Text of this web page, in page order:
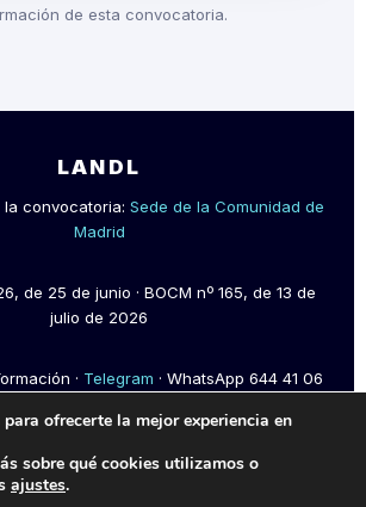
de esta convocatoria.
LANDL
convocatoria: Sede de la Comunidad de
Madrid
de 25 de junio · BOCM nº 165, de 13 de
julio de 2026
· Telegram · WhatsApp 644 41 06
ofrecerte la mejor experiencia en
sobre qué cookies utilizamos o
ajustes.